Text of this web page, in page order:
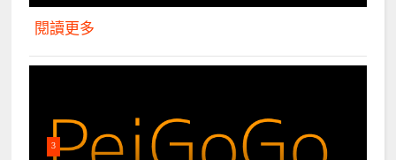
閱讀更多
3